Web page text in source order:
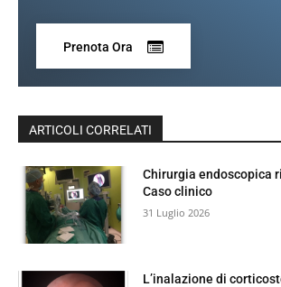
Prenota Ora
ARTICOLI CORRELATI
Chirurgia endoscopica
Caso clinico
31 Luglio 2026
L’inalazione di